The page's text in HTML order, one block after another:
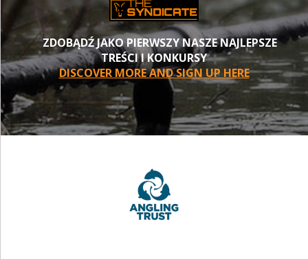
ZDOBĄDŹ JAKO PIERWSZY NASZE NAJLEPSZE
TREŚCI I KONKURSY
DISCOVER MORE AND SIGN UP HERE